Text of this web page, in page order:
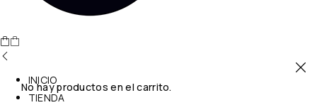
No hay productos en el carrito.
INICIO
TIENDA